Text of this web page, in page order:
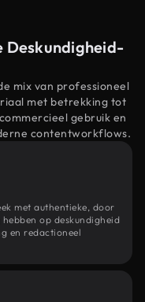
mix van professioneel
met betrekking tot
gebruik en
contentworkflows.
met authentieke, door
op deskundigheid
en redactioneel